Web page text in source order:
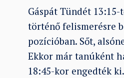
Gáspát Tündét
történő felismerésre
pozícióban. Sőt,
Ekkor már tanúként
18:45-kor engedték